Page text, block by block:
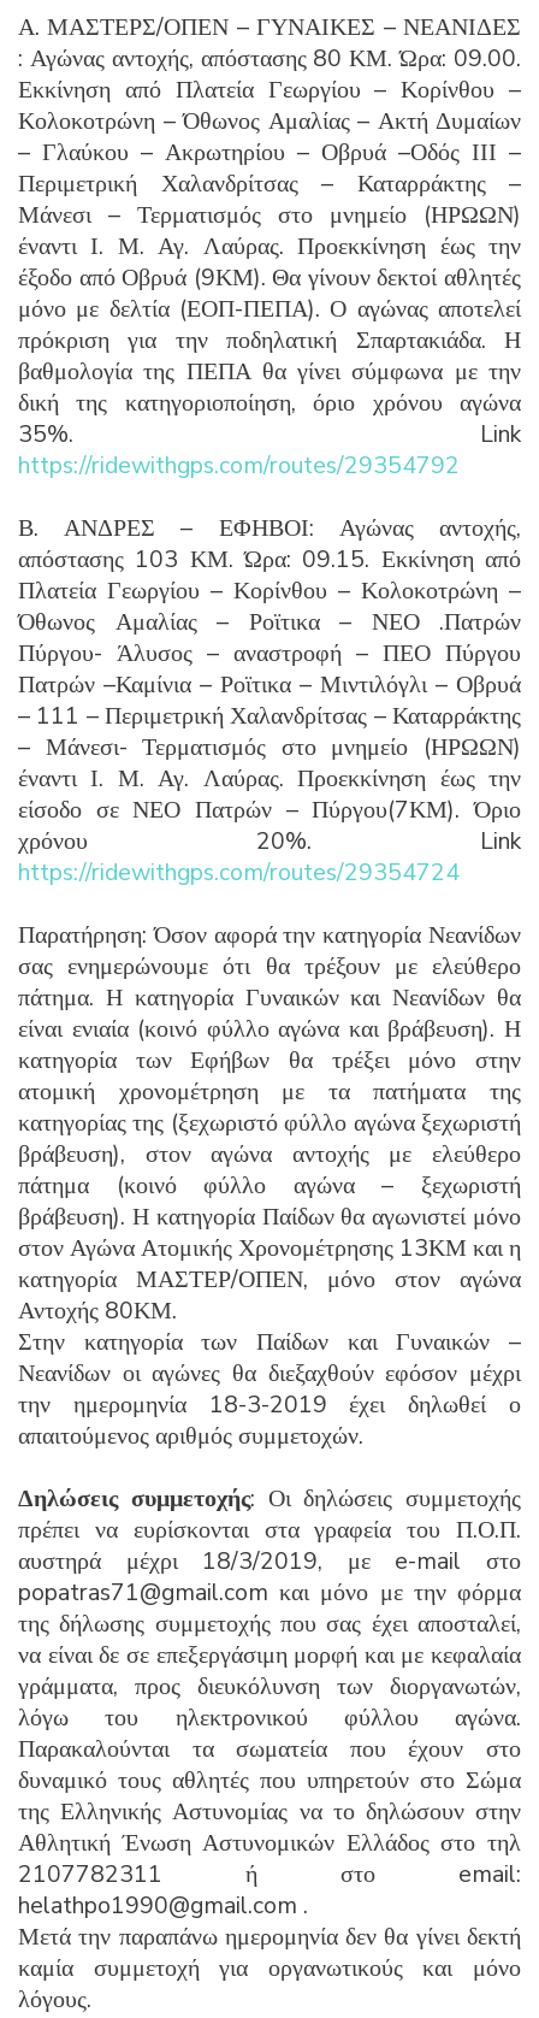
Α. ΜΑΣΤΕΡΣ/ΟΠΕΝ – ΓΥΝΑΙΚΕΣ – ΝΕΑΝΙΔΕΣ
: Αγώνας αντοχής, απόστασης 80 ΚΜ. Ώρα: 09.00.
Εκκίνηση από Πλατεία Γεωργίου – Κορίνθου –
Κολοκοτρώνη – Όθωνος Αμαλίας – Ακτή Δυμαίων
– Γλαύκου – Ακρωτηρίου – Οβρυά –Οδός ΙΙΙ –
Περιμετρική Χαλανδρίτσας – Καταρράκτης –
Μάνεσι – Τερματισμός στο μνημείο (ΗΡΩΩΝ)
έναντι Ι. Μ. Αγ. Λαύρας. Προεκκίνηση έως την
έξοδο από Οβρυά (9ΚΜ). Θα γίνουν δεκτοί αθλητές
μόνο με δελτία (ΕΟΠ-ΠΕΠΑ). Ο αγώνας αποτελεί
πρόκριση για την ποδηλατική Σπαρτακιάδα. Η
βαθμολογία της ΠΕΠΑ θα γίνει σύμφωνα με την
δική της κατηγοριοποίηση, όριο χρόνου αγώνα
35%. Link
https://ridewithgps.com/routes/29354792
Β. ΑΝΔΡΕΣ – ΕΦΗΒΟΙ: Αγώνας αντοχής,
απόστασης 103 ΚΜ. Ώρα: 09.15. Εκκίνηση από
Πλατεία Γεωργίου – Κορίνθου – Κολοκοτρώνη –
Όθωνος Αμαλίας – Ροϊτικα – ΝΕΟ .Πατρών
Πύργου- Άλυσος – αναστροφή – ΠΕΟ Πύργου
Πατρών –Καμίνια – Ροϊτικα – Μιντιλόγλι – Οβρυά
– 111 – Περιμετρική Χαλανδρίτσας – Καταρράκτης
– Μάνεσι- Τερματισμός στο μνημείο (ΗΡΩΩΝ)
έναντι Ι. Μ. Αγ. Λαύρας. Προεκκίνηση έως την
είσοδο σε ΝΕΟ Πατρών – Πύργου(7ΚΜ). Όριο
χρόνου 20%. Link
https://ridewithgps.com/routes/29354724
Παρατήρηση: Όσον αφορά την κατηγορία Νεανίδων
σας ενημερώνουμε ότι θα τρέξουν με ελεύθερο
πάτημα. Η κατηγορία Γυναικών και Νεανίδων θα
είναι ενιαία (κοινό φύλλο αγώνα και βράβευση). Η
κατηγορία των Εφήβων θα τρέξει μόνο στην
ατομική χρονομέτρηση με τα πατήματα της
κατηγορίας της (ξεχωριστό φύλλο αγώνα ξεχωριστή
βράβευση), στον αγώνα αντοχής με ελεύθερο
πάτημα (κοινό φύλλο αγώνα – ξεχωριστή
βράβευση). Η κατηγορία Παίδων θα αγωνιστεί μόνο
στον Αγώνα Ατομικής Χρονομέτρησης 13ΚΜ και η
κατηγορία ΜΑΣΤΕΡ/ΟΠΕΝ, μόνο στον αγώνα
Αντοχής 80ΚΜ.
Στην κατηγορία των Παίδων και Γυναικών –
Νεανίδων οι αγώνες θα διεξαχθούν εφόσον μέχρι
την ημερομηνία 18-3-2019 έχει δηλωθεί ο
απαιτούμενος αριθμός συμμετοχών.
Δηλώσεις συμμετοχής: Οι δηλώσεις συμμετοχής
πρέπει να ευρίσκονται στα γραφεία του Π.Ο.Π.
αυστηρά μέχρι 18/3/2019, με e-mail στο
popatras71@gmail.com και μόνο με την φόρμα
της δήλωσης συμμετοχής που σας έχει αποσταλεί,
να είναι δε σε επεξεργάσιμη μορφή και με κεφαλαία
γράμματα, προς διευκόλυνση των διοργανωτών,
λόγω του ηλεκτρονικού φύλλου αγώνα.
Παρακαλούνται τα σωματεία που έχουν στο
δυναμικό τους αθλητές που υπηρετούν στο Σώμα
της Ελληνικής Αστυνομίας να το δηλώσουν στην
Αθλητική Ένωση Αστυνομικών Ελλάδος στο τηλ
2107782311 ή στο email:
helathpo1990@gmail.com .
Μετά την παραπάνω ημερομηνία δεν θα γίνει δεκτή
καμία συμμετοχή για οργανωτικούς και μόνο
λόγους.